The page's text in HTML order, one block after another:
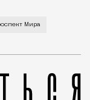
Мира